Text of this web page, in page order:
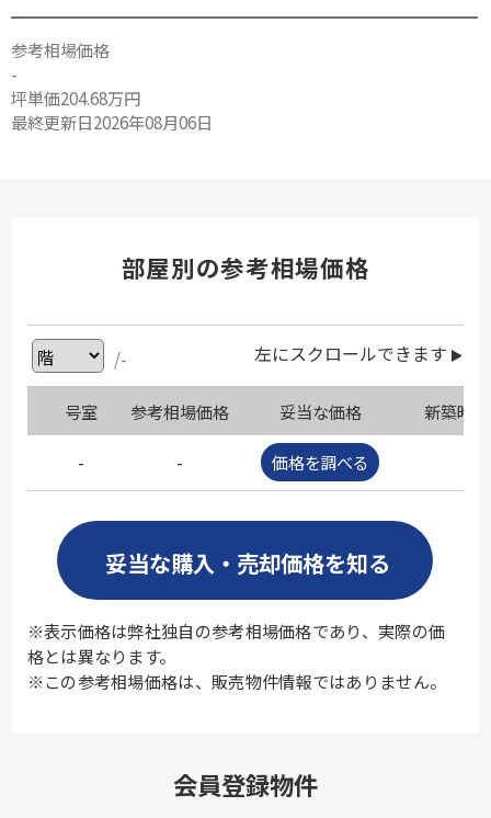
参考相場価格
-
坪単価204.68万円
最終更新日2026年08月06日
部屋別の参考相場価格
/- 左にスクロールできます
号室 参考相場価格 妥当な価格 新築時
- - 価格を調べる
妥当な購入・売却価格を知る
※表示価格は弊社独自の参考相場価格であり、実際の価
格とは異なります。
※この参考相場価格は、販売物件情報ではありません。
会員登録物件